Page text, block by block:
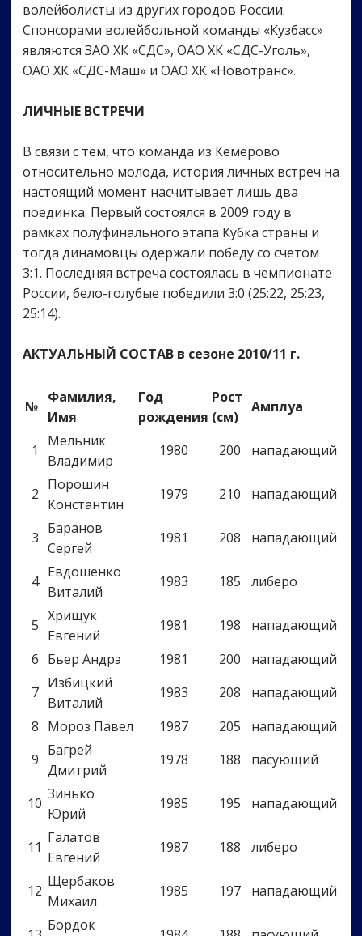
волейболисты из других городов России.
Спонсорами волейбольной команды «Кузбасс»
являются ЗАО ХК «СДС», ОАО ХК «СДС-Уголь»,
ОАО ХК «СДС-Маш» и ОАО ХК «Новотранс».
ЛИЧНЫЕ ВСТРЕЧИ
В связи с тем, что команда из Кемерово
относительно молода, история личных встреч на
настоящий момент насчитывает лишь два
поединка. Первый состоялся в 2009 году в
рамках полуфинального этапа Кубка страны и
тогда динамовцы одержали победу со счетом
3:1. Последняя встреча состоялась в чемпионате
России, бело-голубые победили 3:0 (25:22, 25:23,
25:14).
АКТУАЛЬНЫЙ СОСТАВ в сезоне 2010/11 г.
№
Фамилия,
Имя
Год
рождения
Рост
(см)
Амплуа
1
Мельник
Владимир
1980 200 нападающий
2
Порошин
Константин
1979 210 нападающий
3
Баранов
Сергей
1981 208 нападающий
4
Евдошенко
Виталий
1983 185 либеро
5
Хрищук
Евгений
1981 198
нападающий
6 Бьер Андрэ 1981 200
нападающий
7
Избицкий
Виталий
1983 208
нападающий
8 Мороз Павел 1987 205
нападающий
9
Багрей
Дмитрий
1978 188 пасующий
10
Зинько
Юрий
1985 195 нападающий
11
Галатов
Евгений
1987 188 либеро
12
Щербаков
Михаил
1985 197 нападающий
Бордок